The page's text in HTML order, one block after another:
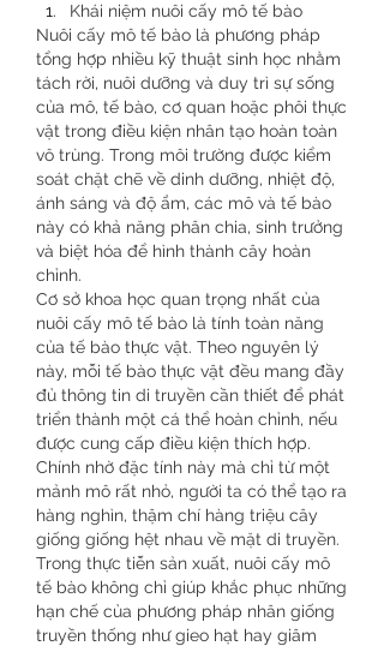
Khái niệm nuôi cấy mô tế bào
Nuôi cấy mô tế bào là phương pháp
tổng hợp nhiều kỹ thuật sinh học nhằm
tách rời, nuôi dưỡng và duy trì sự sống
của mô, tế bào, cơ quan hoặc phôi thực
vật trong điều kiện nhân tạo hoàn toàn
vô trùng. Trong môi trường được kiểm
soát chặt chẽ về dinh dưỡng, nhiệt độ,
ánh sáng và độ ẩm, các mô và tế bào
này có khả năng phân chia, sinh trưởng
và biệt hóa để hình thành cây hoàn
chỉnh.
Cơ sở khoa học quan trọng nhất của
nuôi cấy mô tế bào là tính toàn năng
của tế bào thực vật. Theo nguyên lý
này, mỗi tế bào thực vật đều mang đầy
đủ thông tin di truyền cần thiết để phát
triển thành một cá thể hoàn chỉnh, nếu
được cung cấp điều kiện thích hợp.
Chính nhờ đặc tính này mà chỉ từ một
mảnh mô rất nhỏ, người ta có thể tạo ra
hàng nghìn, thậm chí hàng triệu cây
giống giống hệt nhau về mặt di truyền.
Trong thực tiễn sản xuất, nuôi cấy mô
tế bào không chỉ giúp khắc phục những
hạn chế của phương pháp nhân giống
truyền thống như gieo hạt hay giâm